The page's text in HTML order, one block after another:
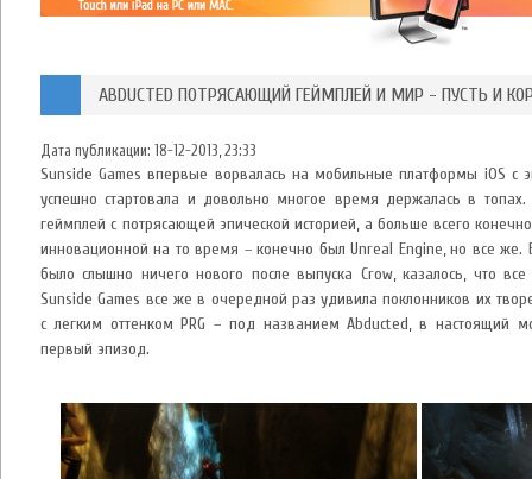
ABDUCTED ПОТРЯСАЮЩИЙ ГЕЙМПЛЕЙ И МИР - ПУСТЬ И
Дата публикации: 18-12-2013, 23:33
Sunside Games впервые ворвалась на мобильные платформы iOS с
успешно стартовала и довольно многое время держалась в
геймплей с потрясающей эпической историей, а больше всего
инновационной на то время – конечно был Unreal Engine, но все же.
было слышно ничего нового после выпуска Crow, казалось, что
Sunside Games все же в очередной раз удивила поклонников их
с легким оттенком PRG – под названием Abducted, в настоящий
первый эпизод.